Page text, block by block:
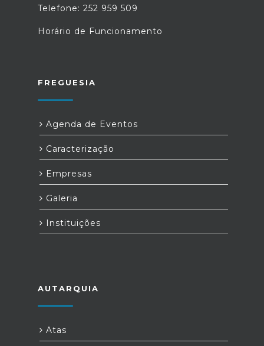
Telefone: 252 959 509
Horário de Funcionamento
FREGUESIA
Agenda de Eventos
Caracterização
Empresas
Galeria
Instituições
AUTARQUIA
Atas